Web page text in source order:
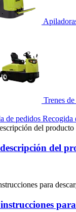
Trenes
Recogida
del